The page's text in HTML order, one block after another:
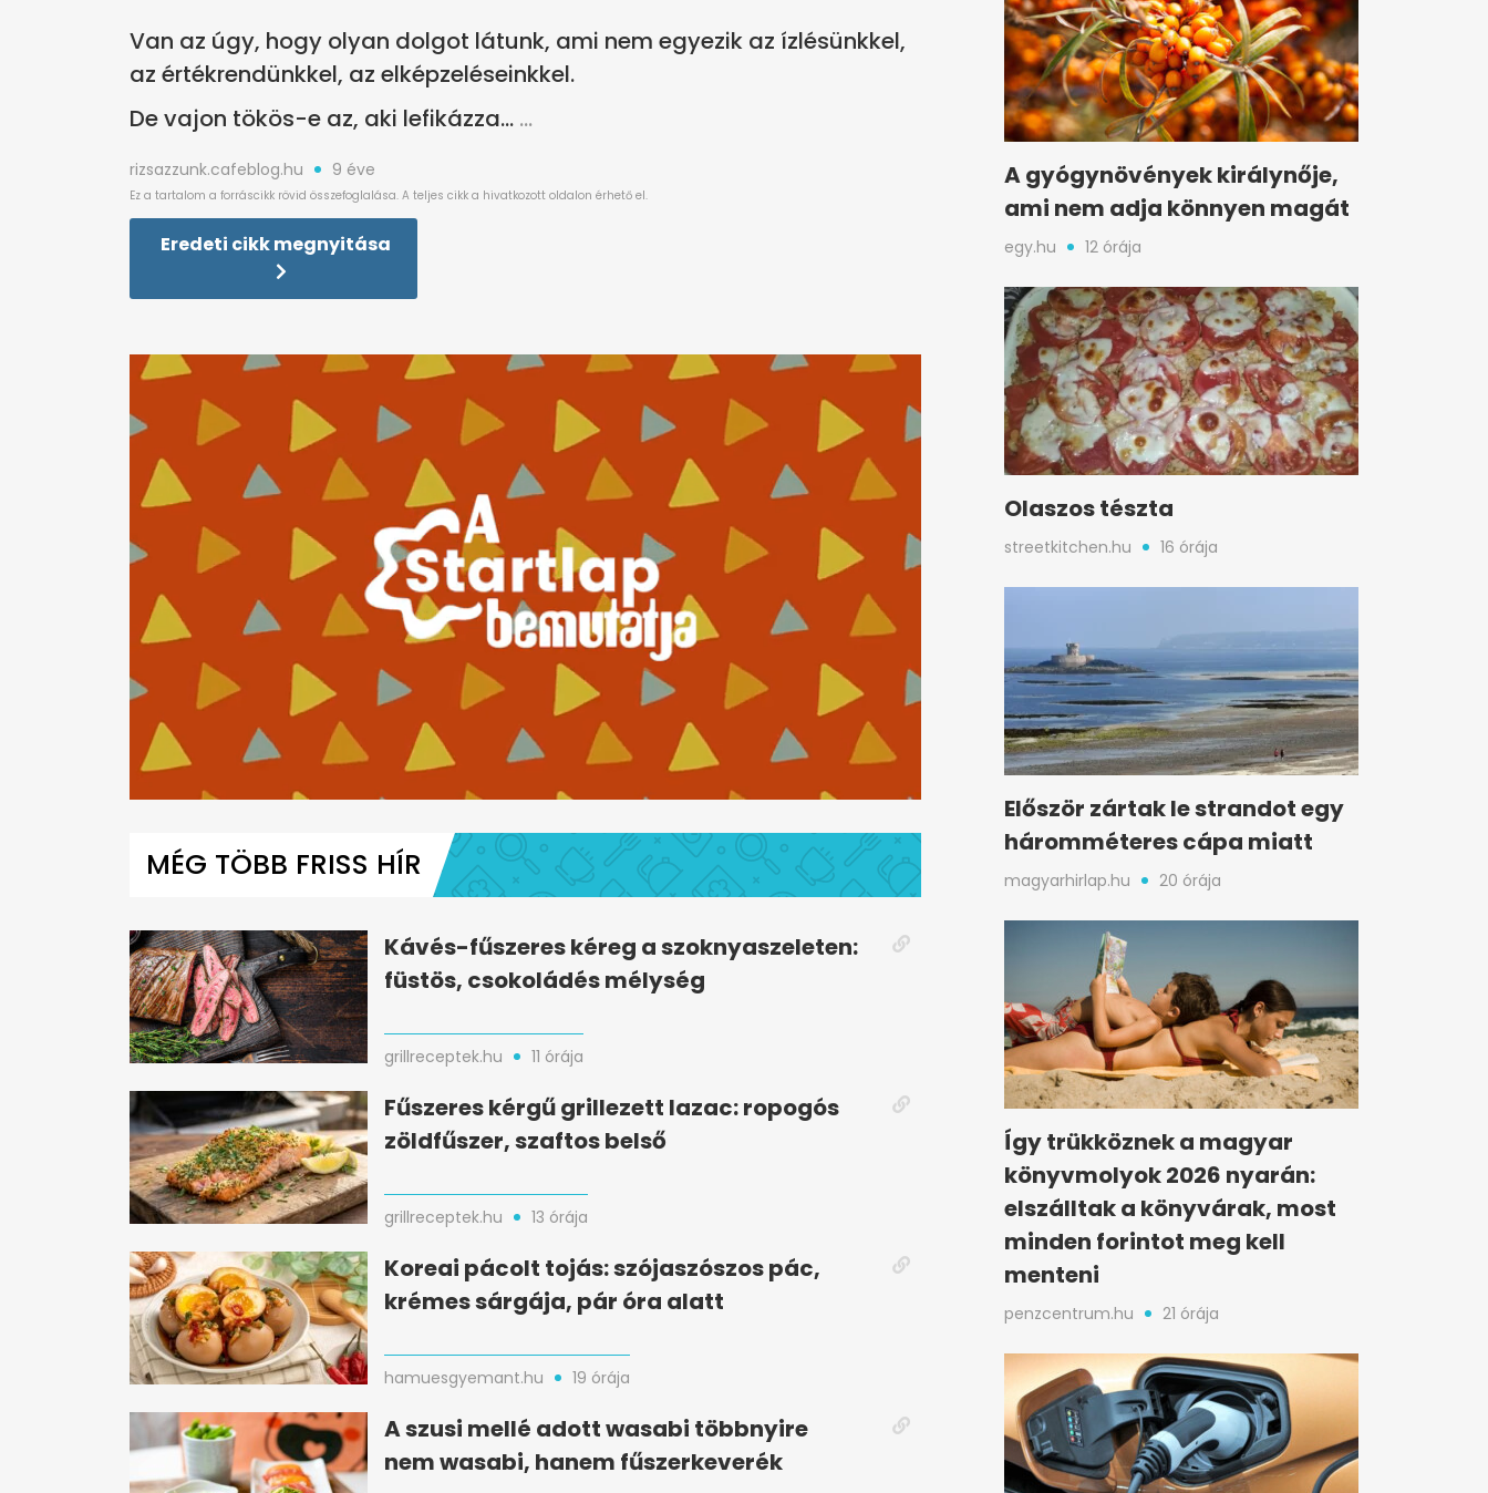
Van az úgy, hogy olyan dolgot látunk, ami nem egyezik az ízlésünkkel,
az értékrendünkkel, az elképzeléseinkkel.
De vajon tökös-e az, aki lefikázza...
rizsazzunk.cafeblog.hu 9 éve
Eredeti cikk megnyitása
minutes,
0%
MÉG TÖBB FRISS HÍR
Kávés-fűszeres kéreg a szoknyaszeleten:
füstös, csokoládés mélység
grillreceptek.hu 11 órája
Fűszeres kérgű grillezett lazac: ropogós
zöldfűszer, szaftos belső
grillreceptek.hu 13 órája
Koreai pácolt tojás: szójaszószos pác,
krémes sárgája, pár óra alatt
hamuesgyemant.hu 19 órája
A szusi mellé adott wasabi többnyire
nem wasabi, hanem fűszerkeverék
A gyógynövények királynője,
ami nem adja könnyen magát
egy.hu 12 órája
Olaszos tészta
streetkitchen.hu 16 órája
Először zártak le strandot egy
háromméteres cápa miatt
magyarhirlap.hu 20 órája
Így trükköznek a magyar
könyvmolyok 2026 nyarán:
elszálltak a könyvárak, most
minden forintot meg kell
menteni
penzcentrum.hu 21 órája